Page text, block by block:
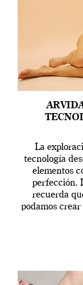
La
tecnología
elementos
perfección.
recuerda
podamos
que